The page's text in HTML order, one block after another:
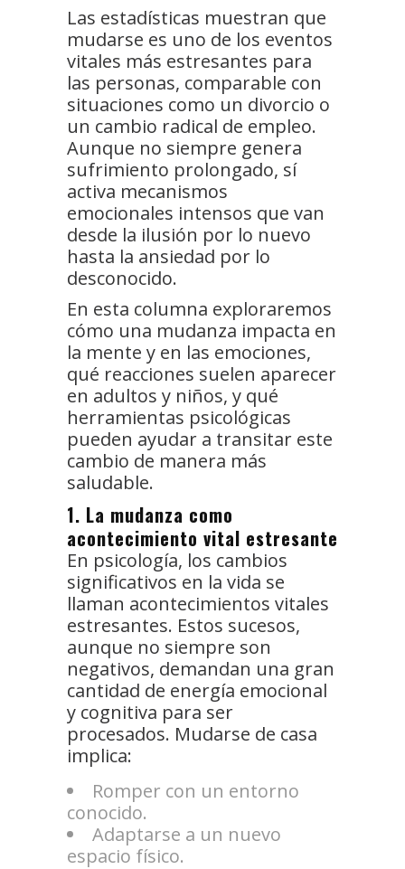
Las estadísticas muestran que
mudarse es uno de los eventos
vitales más estresantes para
las personas, comparable con
situaciones como un divorcio o
un cambio radical de empleo.
Aunque no siempre genera
sufrimiento prolongado, sí
activa mecanismos
emocionales intensos que van
desde la ilusión por lo nuevo
hasta la ansiedad por lo
desconocido.
En esta columna exploraremos
cómo una mudanza impacta en
la mente y en las emociones,
qué reacciones suelen aparecer
en adultos y niños, y qué
herramientas psicológicas
pueden ayudar a transitar este
cambio de manera más
saludable.
1. La mudanza como
acontecimiento vital estresante
En psicología, los cambios
significativos en la vida se
llaman acontecimientos vitales
estresantes. Estos sucesos,
aunque no siempre son
negativos, demandan una gran
cantidad de energía emocional
y cognitiva para ser
procesados. Mudarse de casa
implica:
Romper con un entorno
conocido.
Adaptarse a un nuevo
espacio físico.